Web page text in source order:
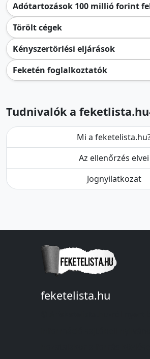
Adótartozások 100 millió forint
Törölt cégek
Kényszertörlési eljárások
Feketén foglalkoztatók
Tudnivalók a
Mi a
Az ellenőrzés elvei
Jognyilatkozat
feketelista.hu